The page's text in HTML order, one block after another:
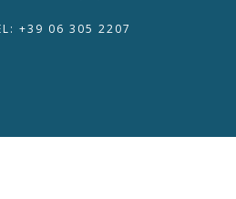
+39 06 305 2207